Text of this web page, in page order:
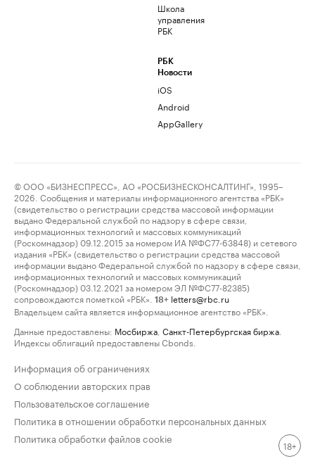
Школа
управления
РБК
РБК
Новости
iOS
Android
AppGallery
© ООО «БИЗНЕСПРЕСС», АО «РОСБИЗНЕСКОНСАЛТИНГ», 1995–
2026. Сообщения и материалы информационного агентства «РБК»
(свидетельство о регистрации средства массовой информации
выдано Федеральной службой по надзору в сфере связи,
информационных технологий и массовых коммуникаций
(Роскомнадзор) 09.12.2015 за номером ИА №ФС77-63848) и сетевого
издания «РБК» (свидетельство о регистрации средства массовой
информации выдано Федеральной службой по надзору в сфере связи,
информационных технологий и массовых коммуникаций
(Роскомнадзор) 03.12.2021 за номером ЭЛ №ФС77-82385)
сопровождаются пометкой «РБК».
18+ letters@rbc.ru
Владельцем сайта является информационное агентство «РБК».
Данные предоставлены: Мосбиржа Санкт-Петербургская биржа
Индексы облигаций предоставлены Cbonds.
Информация об ограничениях
О соблюдении авторских прав
Пользовательское соглашение
Политика в отношении обработки персональных данных
Политика обработки файлов cookie
18+